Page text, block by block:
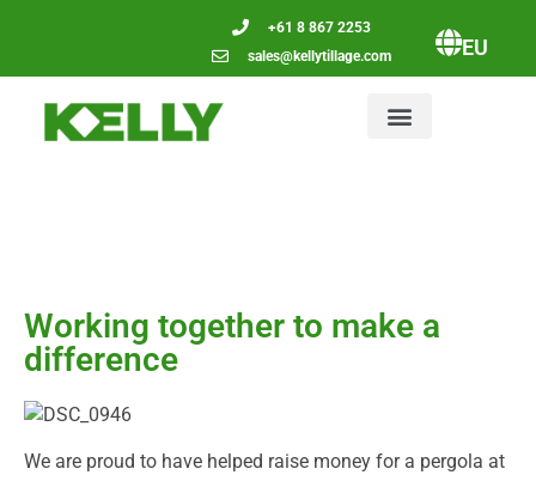
+61 8 867 2253
sales@kellytillage.com
EU
Working together to make a
difference
We are proud to have helped raise money for a pergola at